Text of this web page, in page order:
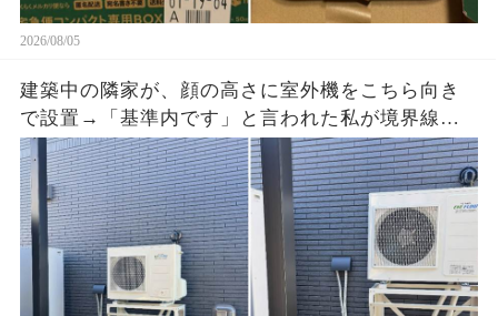
2026/08/05
建築中の隣家が、顔の高さに室外機をこちら向き
で設置→「基準内です」と言われた私が境界線と
排気方向の写真を送ると、現場監督が工事を止め
た